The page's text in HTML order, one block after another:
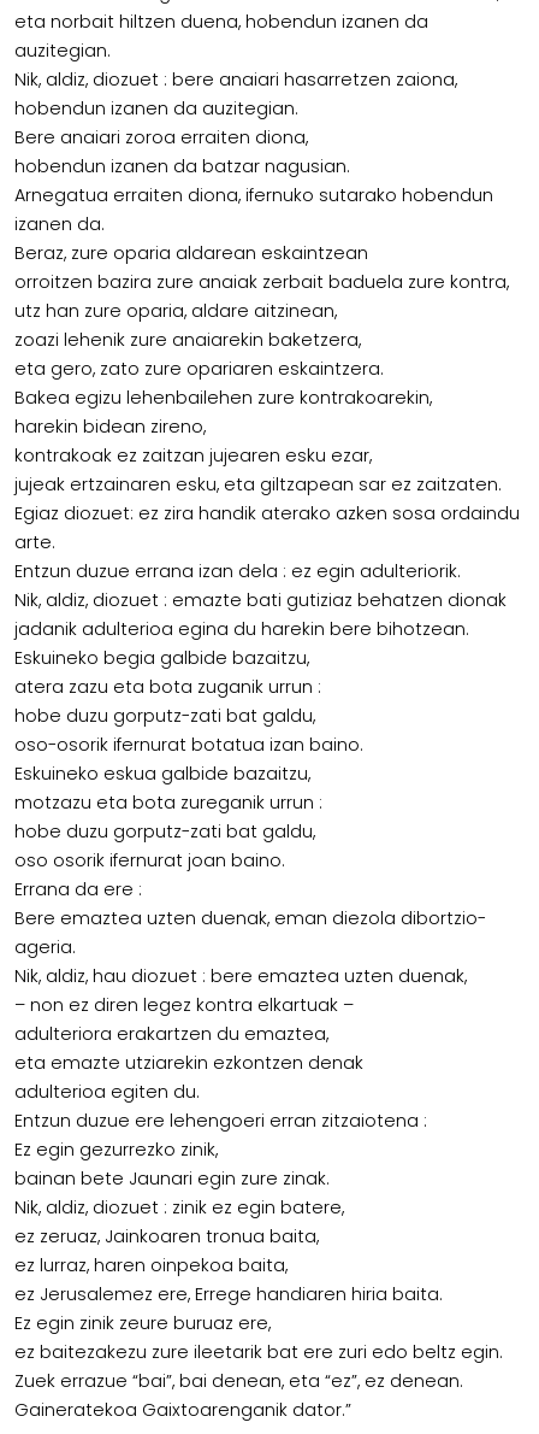
eta norbait hiltzen duena, hobendun izanen da
auzitegian.
Nik, aldiz, diozuet : bere anaiari hasarretzen zaiona,
hobendun izanen da auzitegian.
Bere anaiari zoroa erraiten diona,
hobendun izanen da batzar nagusian.
Arnegatua erraiten diona, ifernuko sutarako hobendun
izanen da.
Beraz, zure oparia aldarean eskaintzean
orroitzen bazira zure anaiak zerbait baduela zure kontra,
utz han zure oparia, aldare aitzinean,
zoazi lehenik zure anaiarekin baketzera,
eta gero, zato zure opariaren eskaintzera.
Bakea egizu lehenbailehen zure kontrakoarekin,
harekin bidean zireno,
kontrakoak ez zaitzan jujearen esku ezar,
jujeak ertzainaren esku, eta giltzapean sar ez zaitzaten.
Egiaz diozuet: ez zira handik aterako azken sosa ordaindu
arte.
Entzun duzue errana izan dela : ez egin adulteriorik.
Nik, aldiz, diozuet : emazte bati gutiziaz behatzen dionak
jadanik adulterioa egina du harekin bere bihotzean.
Eskuineko begia galbide bazaitzu,
atera zazu eta bota zuganik urrun :
hobe duzu gorputz-zati bat galdu,
oso-osorik ifernurat botatua izan baino.
Eskuineko eskua galbide bazaitzu,
motzazu eta bota zureganik urrun :
hobe duzu gorputz-zati bat galdu,
oso osorik ifernurat joan baino.
Errana da ere :
Bere emaztea uzten duenak, eman diezola dibortzio-
ageria.
Nik, aldiz, hau diozuet : bere emaztea uzten duenak,
– non ez diren legez kontra elkartuak –
adulteriora erakartzen du emaztea,
eta emazte utziarekin ezkontzen denak
adulterioa egiten du.
Entzun duzue ere lehengoeri erran zitzaiotena :
Ez egin gezurrezko zinik,
bainan bete Jaunari egin zure zinak.
Nik, aldiz, diozuet : zinik ez egin batere,
ez zeruaz, Jainkoaren tronua baita,
ez lurraz, haren oinpekoa baita,
ez Jerusalemez ere, Errege handiaren hiria baita.
Ez egin zinik zeure buruaz ere,
ez baitezakezu zure ileetarik bat ere zuri edo beltz egin.
Zuek errazue “bai”, bai denean, eta “ez”, ez denean.
Gaineratekoa Gaixtoarenganik dator.”